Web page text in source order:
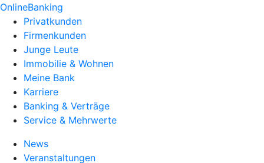
OnlineBanking
Privatkunden
Firmenkunden
Junge Leute
Immobilie & Wohnen
Meine Bank
Karriere
Banking & Verträge
Service & Mehrwerte
News
Veranstaltungen